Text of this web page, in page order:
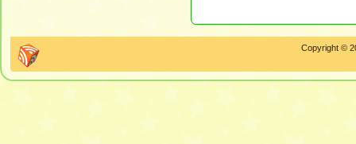
Copyright ©